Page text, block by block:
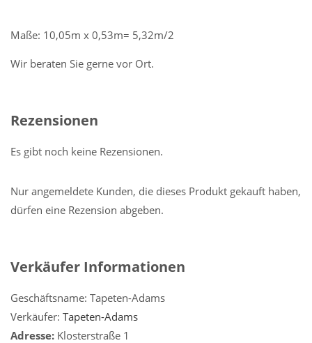
Maße: 10,05m x 0,53m= 5,32m/2
Wir beraten Sie gerne vor Ort.
Rezensionen
Es gibt noch keine Rezensionen.
Nur angemeldete Kunden, die dieses Produkt gekauft haben,
dürfen eine Rezension abgeben.
Verkäufer Informationen
Geschäftsname: Tapeten-Adams
Verkäufer: Tapeten-Adams
Adresse: Klosterstraße 1